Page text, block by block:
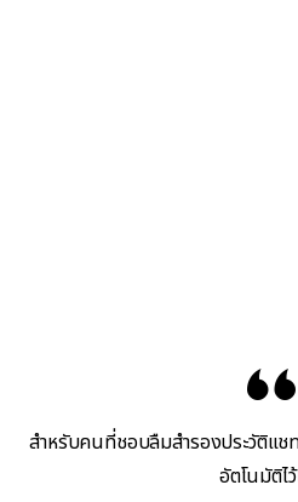
สำหรับคนที่ชอบลืมสำรองประวัติแช
อัตโนมัติไ